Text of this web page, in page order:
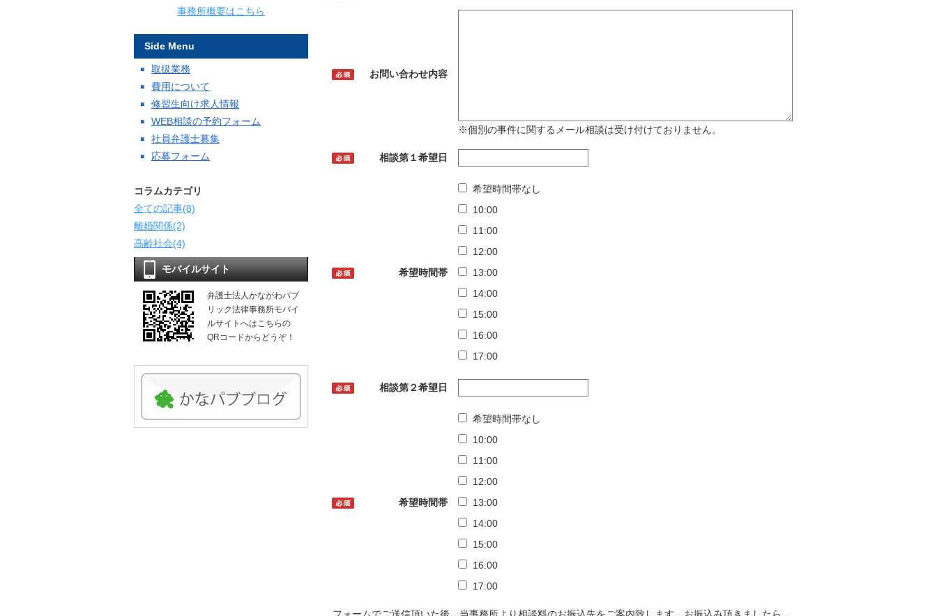
お問い合わせ内容
※個別の事件に関するメール相談は受け付けておりません。
相談第１希望日
希望時間帯
希望時間帯なし
10:00
11:00
12:00
13:00
14:00
15:00
16:00
17:00
相談第２希望日
希望時間帯
希望時間帯なし
10:00
11:00
12:00
13:00
14:00
15:00
16:00
17:00
事務所概要はこちら
Side Menu
取扱業務
費用について
修習生向け求人情報
WEB相談の予約フォーム
社員弁護士募集
応募フォーム
コラムカテゴリ
全ての記事(8)
離婚関係(2)
高齢社会(4)
モバイルサイト
弁護士法人かながわパブ
リック法律事務所モバイ
ルサイトへはこちらの
QRコードからどうぞ！